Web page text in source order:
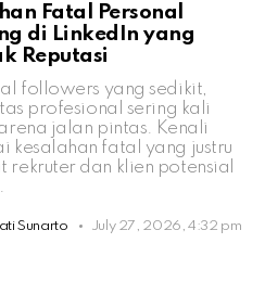
Fatal Personal
di LinkedIn yang
Reputasi
followers yang sedikit,
profesional sering kali
jalan pintas. Kenali
kesalahan fatal yang justru
rekruter dan klien potensial
Sunarto July 27, 2026, 4:32 pm